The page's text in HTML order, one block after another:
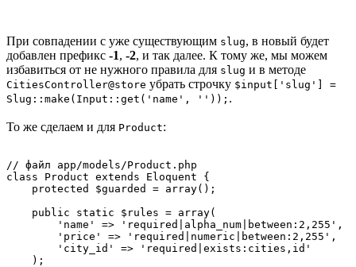
При совпадении с уже существующим slug, в новый будет
добавлен префикс -1, -2, и так далее. К тому же, мы можем
избавиться от не нужного правила для slug и в методе
CitiesController@store убрать строчку $input['slug'] =
Slug::make(Input::get('name', '')); .
То же сделаем и для Product:
// файл app/models/Product.php
class Product extends Eloquent {
    protected $guarded = array();
    public static $rules = array(
        'name' => 'required|alpha_num|between:2,255',
        'price' => 'required|numeric|between:2,255',
        'city_id' => 'required|exists:cities,id'
    );